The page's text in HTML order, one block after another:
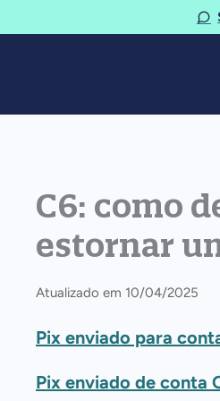
C6: como
estornar
Atualizado em 10/04/2025
Pix enviado para
Pix enviado de conta